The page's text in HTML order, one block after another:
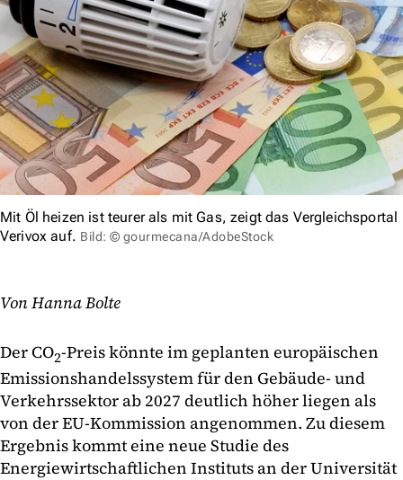
Mit Öl heizen ist teurer als mit Gas, zeigt das Vergleichsportal
Verivox auf. Bild: © gourmecana/AdobeStock
Von Hanna Bolte
Der CO2-Preis könnte im geplanten europäischen
Emissionshandelssystem für den Gebäude- und
Verkehrssektor ab 2027 deutlich höher liegen als
von der EU-Kommission angenommen. Zu diesem
Ergebnis kommt eine neue Studie des
Energiewirtschaftlichen Instituts an der Universität